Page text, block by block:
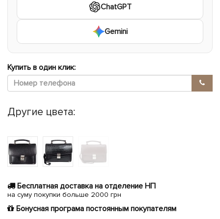
ChatGPT
Gemini
Купить в один клик:
Другие цвета:
Бесплатная доставка на отделение НП
на суму покупки больше 2000 грн
Бонусная програма постоянным покупателям